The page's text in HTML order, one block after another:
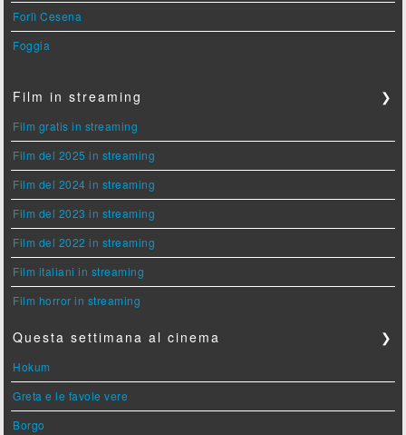
Forlì Cesena
Foggia
Film in streaming ❯
Film gratis in streaming
Film del 2025 in streaming
Film del 2024 in streaming
Film del 2023 in streaming
Film del 2022 in streaming
Film italiani in streaming
Film horror in streaming
Questa settimana al cinema ❯
Hokum
Greta e le favole vere
Borgo